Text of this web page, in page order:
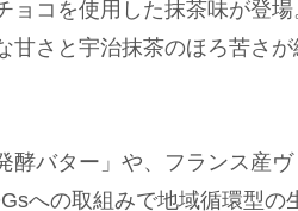
コを使用した抹茶味が登場
甘さと宇治抹茶のほろ苦さ
酵バター」や、フランス産
への取組みで地域循環型